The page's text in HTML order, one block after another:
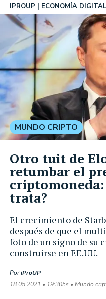
El crecimiento de
después de que el
foto de un signo de su
construirse en EE.UU.
IPROUP ECONOMÍA DIGITAL
PoriProUP
18.05.2021 • 19:30hs • Mundo
MUNDO CRIPTO
Otro tuit de
retumbar el
criptomoneda:
trata?